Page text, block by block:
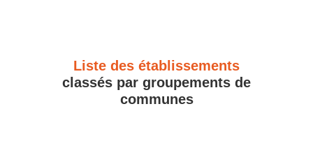
Liste des établissements
classés par groupements de
communes